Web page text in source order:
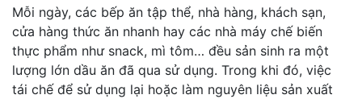
Mỗi ngày, các bếp ăn tập thể, nhà hàng, khách sạn,
cửa hàng thức ăn nhanh hay các nhà máy chế biến
thực phẩm như snack, mì tôm… đều sản sinh ra một
lượng lớn dầu ăn đã qua sử dụng. Trong khi đó, việc
tái chế để sử dụng lại hoặc làm nguyên liệu sản xuất